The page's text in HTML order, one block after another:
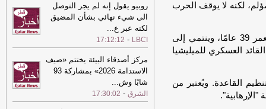
لكنه لا يوقف الحرب
بحسب N12، يبلغ الزعيم الجديد للقوات الشعبية من العمر 39 عامًا، وينتمي إلى
العسكري للميليشيا
القاعدة. ويُعتبر من
بحلول 2030
-الشرق
23:41
قطر تستهدف رفع نسبة القوى
العاملة عالية المهارة إلى أكثر من 46%
بحلول 2030
-الشرق
23:29
الولايات المتحدة وبريطانيا تؤكدان
التزامهما المشترك بضمان العبور الآمن في
مضيق هرمز-
22:49
الشرطة الألمانية تبطل مفعول
روبيو يقول إنه لم يجر التوصل
الى شيء نهائي بشأن المضيق
لكنه عبر ع...
LBCI
-
17:12:12
مركز أصدقاء البيئة يختتم «صيف
الاستدامة 2026» بمشاركة 93
شابًا وش...
الشرق -
17:30:02